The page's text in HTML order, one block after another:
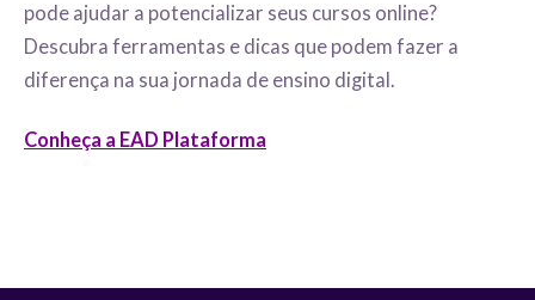
pode ajudar a potencializar seus cursos online?
Descubra ferramentas e dicas que podem fazer a
diferença na sua jornada de ensino digital.
Conheça a EAD Plataforma